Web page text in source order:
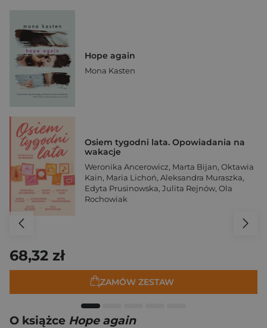
Hope again
Mona Kasten
Osiem tygodni lata. Opowiadania na
wakacje
Weronika Ancerowicz, Marta Bijan, Oktawia
Kain, Maria Lichoń, Aleksandra Muraszka,
Edyta Prusinowska, Julita Rejnów, Ola
Rochowiak
68,32 zł
ZAMÓW ZESTAW
O książce Hope again